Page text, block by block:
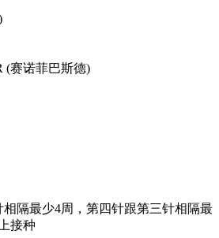
(赛诺菲巴斯德)
相隔最少4周，第四针跟第三针相隔最
接种